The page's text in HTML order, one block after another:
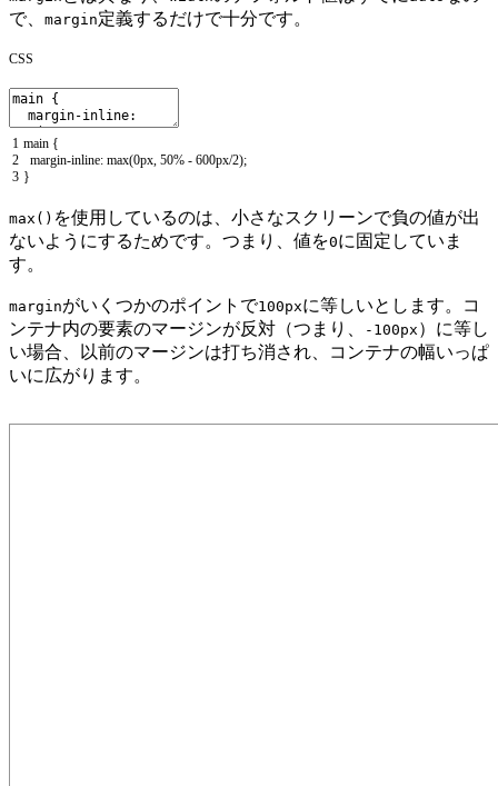
で、 margin定義するだけで十分です。
CSS
1
2
3
main {
margin-inline: max(0px 50% - 600px/2);
}
max() を使用しているのは、小さなスクリーンで負の値が出
ないようにするためです。つまり、値を0に固定していま
す。
marginがいくつかのポイントで100pxに等しいとします。コ
ンテナ内の要素のマージンが反対（つまり、
-100px ）に等し
い場合、以前のマージンは打ち消され、コンテナの幅いっぱ
いに広がります。